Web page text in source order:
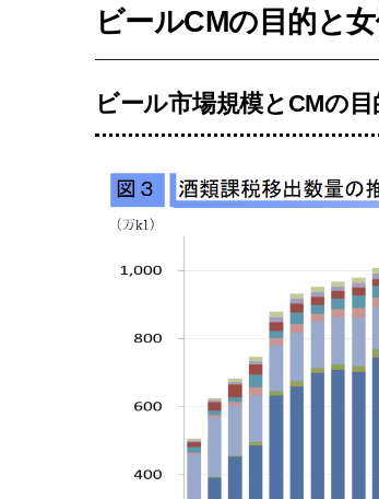
ビールCMの目的と
ビール市場規模とCMの目